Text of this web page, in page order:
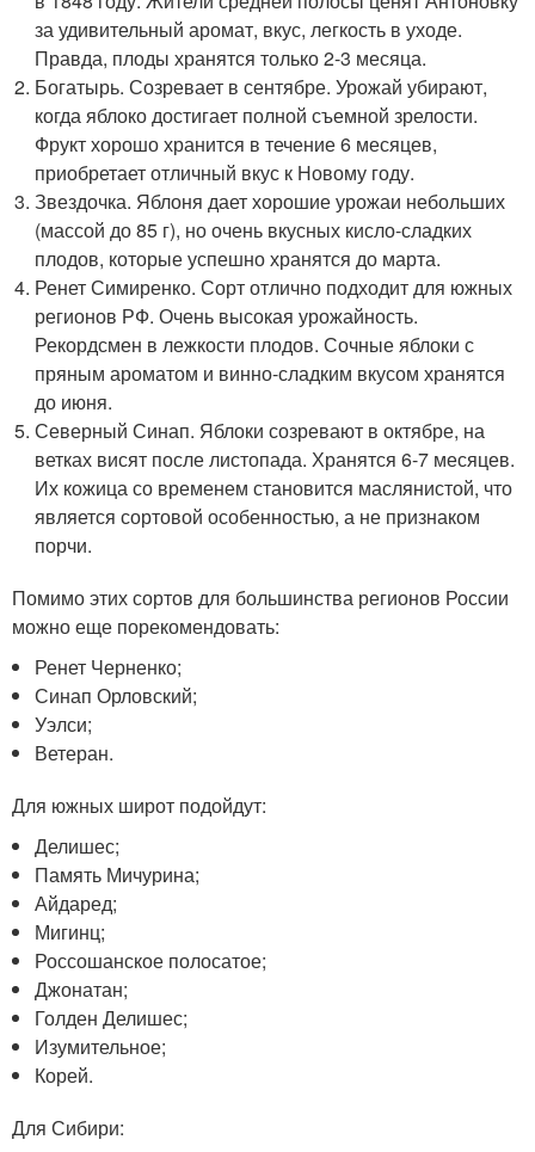
за удивительный аромат, вкус, легкость в уходе.
Правда, плоды хранятся только 2-3 месяца.
Богатырь. Созревает в сентябре. Урожай убирают,
когда яблоко достигает полной съемной зрелости.
Фрукт хорошо хранится в течение 6 месяцев,
приобретает отличный вкус к Новому году.
Звездочка. Яблоня дает хорошие урожаи небольших
(массой до 85 г), но очень вкусных кисло-сладких
плодов, которые успешно хранятся до марта.
Ренет Симиренко. Сорт отлично подходит для южных
регионов РФ. Очень высокая урожайность.
Рекордсмен в лежкости плодов. Сочные яблоки с
пряным ароматом и винно-сладким вкусом хранятся
до июня.
Северный Синап. Яблоки созревают в октябре, на
ветках висят после листопада. Хранятся 6-7 месяцев.
Их кожица со временем становится маслянистой, что
является сортовой особенностью, а не признаком
порчи.
Помимо этих сортов для большинства регионов России
можно еще порекомендовать:
Ренет Черненко;
Синап Орловский;
Уэлси;
Ветеран.
Для южных широт подойдут:
Делишес;
Память Мичурина;
Айдаред;
Мигинц;
Россошанское полосатое;
Джонатан;
Голден Делишес;
Изумительное;
Корей.
Для Сибири: